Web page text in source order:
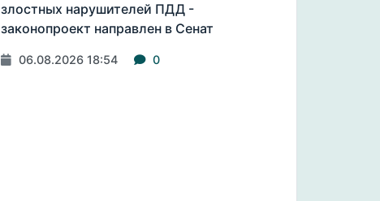
злостных нарушителей ПДД -
законопроект направлен в Сенат
06.08.2026 18:54 0